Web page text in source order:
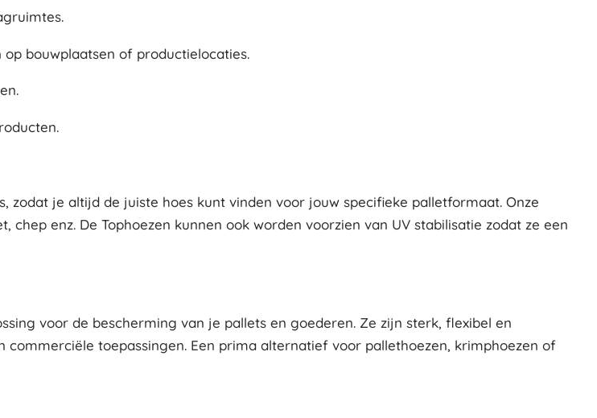
bouwplaatsen of productielocaties.
zodat je altijd de juiste hoes kunt vinden voor jouw specifieke palletformaat. Onze
enz. De Tophoezen kunnen ook worden voorzien van UV stabilisatie zodat ze een
voor de bescherming van je pallets en goederen. Ze zijn sterk, flexibel en
toepassingen. Een prima alternatief voor pallethoezen, krimphoezen of